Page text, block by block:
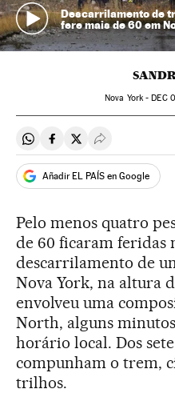
Descarrilamento de
fere mais de 60 em
Nova York -DEC
Compartir en Whatsapp
Compartir en Facebook
Compartir en
Desplegar
Añadir EL PAÍS en Google
Pelo menos quatro
de 60 ficaram feridas
descarrilamento de
Nova York, na altura
envolveu uma
North, alguns
horário local. Dos
compunham o trem,
trilhos.